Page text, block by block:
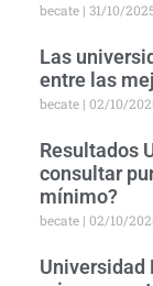
becate 31/10/
Las
entre las
becate 02/10/
Resultados
consultar
mínimo?
becate 02/10/
Universidad